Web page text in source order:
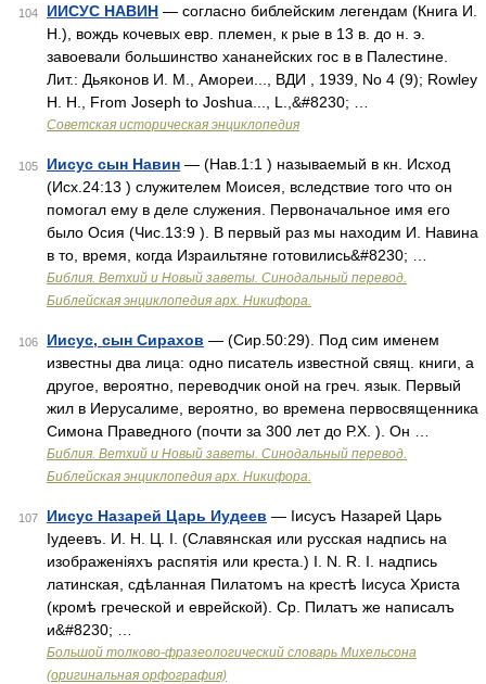
104 ИИСУС НАВИН — согласно библейским легендам (Книга И.
Н.), вождь кочевых евр. племен, к рые в 13 в. до н. э.
завоевали большинство хананейских гос в в Палестине.
Лит.: Дьяконов И. М., Амореи..., ВДИ , 1939, No 4 (9); Rowley
H. Н., From Joseph to Joshua..., L.,&#8230; …
Советская историческая энциклопедия
105 Иисус сын Навин — (Нав.1:1 ) называемый в кн. Исход
(Исх.24:13 ) служителем Моисея, вследствие того что он
помогал ему в деле служения. Первоначальное имя его
было Осия (Чис.13:9 ). В первый раз мы находим И. Навина
в то, время, когда Израильтяне готовились&#8230; …
Библия. Ветхий и Новый заветы. Синодальный перевод.
Библейская энциклопедия арх. Никифора.
106 Иисус, сын Сирахов — (Сир.50:29). Под сим именем
известны два лица: одно писатель известной свящ. книги, а
другое, вероятно, переводчик оной на греч. язык. Первый
жил в Иерусалиме, вероятно, во времена первосвященника
Симона Праведного (почти за 300 лет до Р.Х. ). Он …
Библия. Ветхий и Новый заветы. Синодальный перевод.
Библейская энциклопедия арх. Никифора.
107 Иисус Назарей Царь Иудеев — Іисусъ Назарей Царь
Іудеевъ. И. Н. Ц. І. (Славянская или русская надпись на
изображеніяхъ распятія или креста.) I. N. R. I. надпись
латинская, сдѣланная Пилатомъ на крестѣ Іисуса Христа
(кромѣ греческой и еврейской). Ср. Пилатъ же написалъ
и&#8230; …
Большой толково-фразеологический словарь Михельсона
(оригинальная орфография)